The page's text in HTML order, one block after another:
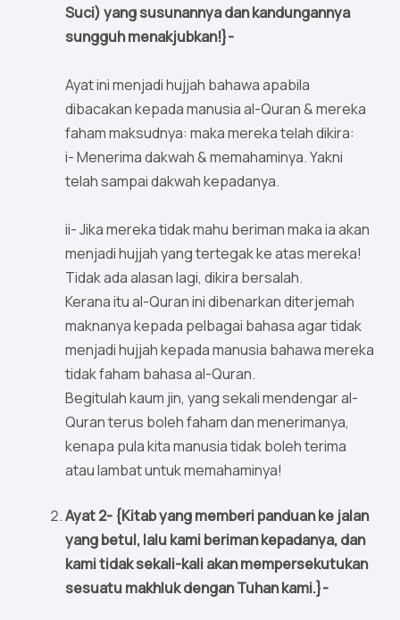
Suci) yang susunannya dan kandungannya
sungguh menakjubkan!}-
Ayat ini menjadi hujjah bahawa apabila
dibacakan kepada manusia al-Quran & mereka
faham maksudnya: maka mereka telah dikira:
i- Menerima dakwah & memahaminya. Yakni
telah sampai dakwah kepadanya.
ii- Jika mereka tidak mahu beriman maka ia akan
menjadi hujjah yang tertegak ke atas mereka!
Tidak ada alasan lagi, dikira bersalah.
Kerana itu al-Quran ini dibenarkan diterjemah
maknanya kepada pelbagai bahasa agar tidak
menjadi hujjah kepada manusia bahawa mereka
tidak faham bahasa al-Quran.
Begitulah kaum jin, yang sekali mendengar al-
Quran terus boleh faham dan menerimanya,
kenapa pula kita manusia tidak boleh terima
atau lambat untuk memahaminya!
Ayat 2- {Kitab yang memberi panduan ke jalan
yang betul, lalu kami beriman kepadanya, dan
kami tidak sekali-kali akan mempersekutukan
sesuatu makhluk dengan Tuhan kami.}-